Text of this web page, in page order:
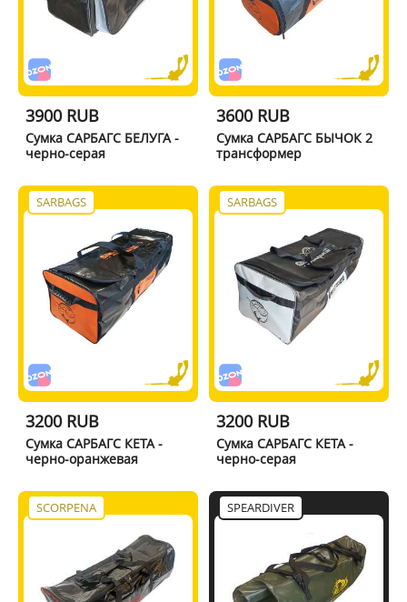
3900 RUB
Сумка САРБАГС БЕЛУГА -
черно-серая
3600 RUB
Сумка САРБАГС БЫЧОК 2
трансформер
SARBAGS
3200 RUB
Сумка САРБАГС КЕТА -
черно-оранжевая
SARBAGS
3200 RUB
Сумка САРБАГС КЕТА -
черно-серая
SCORPENA SPEARDIVER